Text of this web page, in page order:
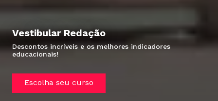
Vestibular Redação
Descontos incríveis e os melhores indicadores
educacionais!
Escolha seu curso
Precisa de mais informações sobre o curso,